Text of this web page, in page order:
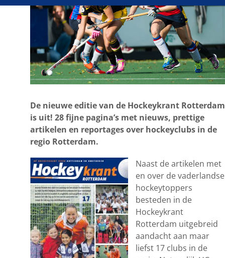
De nieuwe editie van de Hockeykrant Rotterdam
is uit! 28 fijne pagina’s met nieuws, prettige
artikelen en reportages over hockeyclubs in de
regio Rotterdam.
Naast de artikelen met
en over de vaderlandse
hockeytoppers
besteden in de
Hockeykrant
Rotterdam uitgebreid
aandacht aan maar
liefst 17 clubs in de